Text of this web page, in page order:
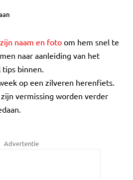
naam en fotoom hem snel te
naar aanleiding van het
binnen.
op een zilveren herenfiets.
vermissing worden verder
Advertentie